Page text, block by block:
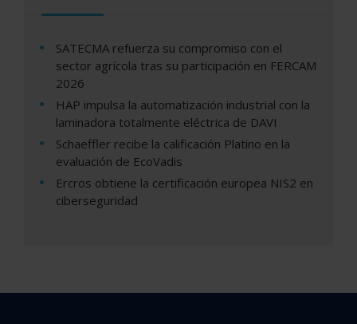
SATECMA refuerza su compromiso con el
sector agrícola tras su participación en FERCAM
2026
HAP impulsa la automatización industrial con la
laminadora totalmente eléctrica de DAVI
Schaeffler recibe la calificación Platino en la
evaluación de EcoVadis
Ercros obtiene la certificación europea NIS2 en
ciberseguridad